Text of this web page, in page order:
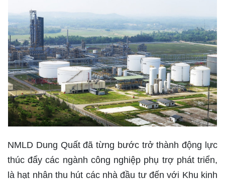
NMLD Dung Quất đã từng bước trở thành động lực
thúc đẩy các ngành công nghiệp phụ trợ phát triển,
là hạt nhân thu hút các nhà đầu tư đến với Khu kinh